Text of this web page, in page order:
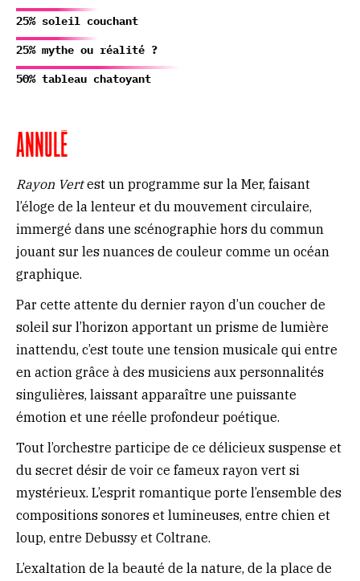
25% soleil couchant
25% mythe ou réalité ?
50% tableau chatoyant
ANNULÉ
Rayon Vertest un programme sur la Mer, faisant
l’éloge de la lenteur et du mouvement circulaire,
immergé dans une scénographie hors du commun
jouant sur les nuances de couleur comme un océan
graphique.
Par cette attente du dernier rayon d’un coucher de
soleil sur l’horizon apportant un prisme de lumière
inattendu, c’est toute une tension musicale qui entre
en action grâce à des musiciens aux personnalités
singulières, laissant apparaître une puissante
émotion et une réelle profondeur poétique.
Tout l’orchestre participe de ce délicieux suspense et
du secret désir de voir ce fameux rayon vert si
mystérieux. L’esprit romantique porte l’ensemble des
compositions sonores et lumineuses, entre chien et
loup, entre Debussy et Coltrane.
L’exaltation de la beauté de la nature, de la place de